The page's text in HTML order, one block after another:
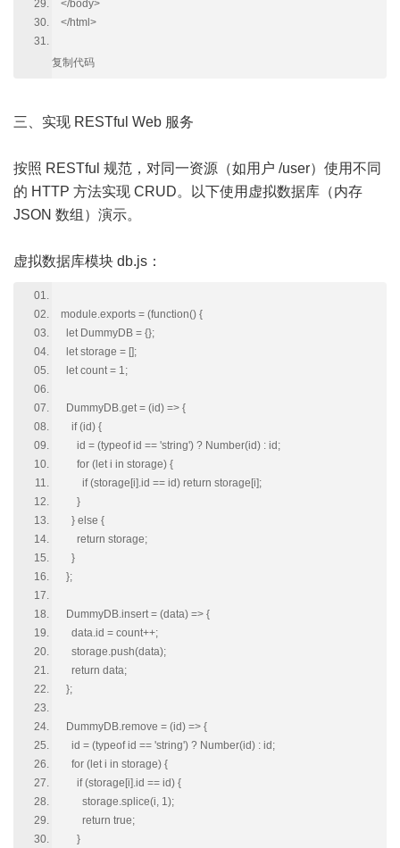
</body>
</html>
复制代码
三、实现 RESTful Web 服务
按照 RESTful 规范，对同一资源（如用户 /user）使用不同
的 HTTP 方法实现 CRUD。以下使用虚拟数据库（内存
JSON 数组）演示。
虚拟数据库模块 db.js：
module.exports = (function() {
let DummyDB = {};
let storage = [];
let count = 1;
DummyDB.get = (id) => {
if (id) {
id = (typeof id == 'string') ? Number(id) : id;
for (let i in storage) {
if (storage[i].id == id) return storage[i];
}
} else {
return storage;
}
};
DummyDB.insert = (data) => {
data.id = count++;
storage.push(data);
return data;
};
DummyDB.remove = (id) => {
id = (typeof id == 'string') ? Number(id) : id;
for (let i in storage) {
if (storage[i].id == id) {
storage.splice(i, 1);
return true;
}